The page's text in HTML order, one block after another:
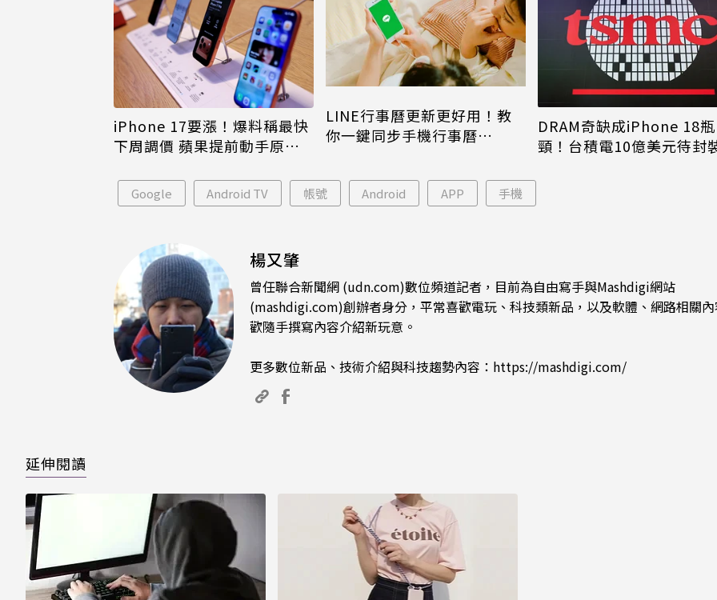
iPhone 17要漲！爆料稱最快
下周調價 蘋果提前動手原因
LINE行事曆更新更好用！教
你一鍵同步手機行事曆
DRAM奇缺成iPhone 18瓶
頸！台積電10億美元待封
Google Android TV 帳號 Android APP 手機
楊又肇
曾任聯合新聞網 (udn.com)數位頻道記者，目前為自由寫手與Mashdigi網站
(mashdigi.com)創辦者身分，平常喜歡電玩、科技類新品，以及軟體、網路相關
歡隨手撰寫內容介紹新玩意。
更多數位新品、技術介紹與科技趨勢內容： https://mashdigi.com/
延伸閱讀